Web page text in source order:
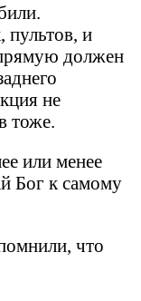
пультов, и
должен
не
тоже.
или менее
Бог к самому
что